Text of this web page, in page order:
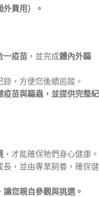
費用）。
一疫苗 ，並完成體內外驅
，方便您後續追蹤。
疫苗與驅蟲，並提供完整紀
，才能確保牠們身心健康。
，並由專業飼養，確保健
讓您親自參觀與挑選。